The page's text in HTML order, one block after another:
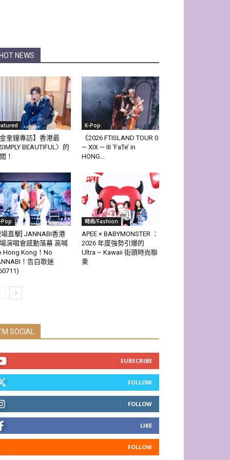
HOT NEWS
金奎鐘專訪】香港最
SIMPLY BEAUTIFUL〉的
！
K-Pop
《2026 FTISLAND TOUR 0
— XIX — III ‘FaTe’ in
HONG...
Pop
場直擊] JANNABI香港
演唱會感動落幕 高喊
Hong Kong！No
！告白歌迷
時尚/Fashion
APEE × BABYMONSTER ：
2026 年度強勢引爆的
Ultra – Kawaii 街頭時尚聯
乘
I'M SOCIAL
SUBSCRIBE
FOLLOW
FOLLOW
LIKE
FOLLOW